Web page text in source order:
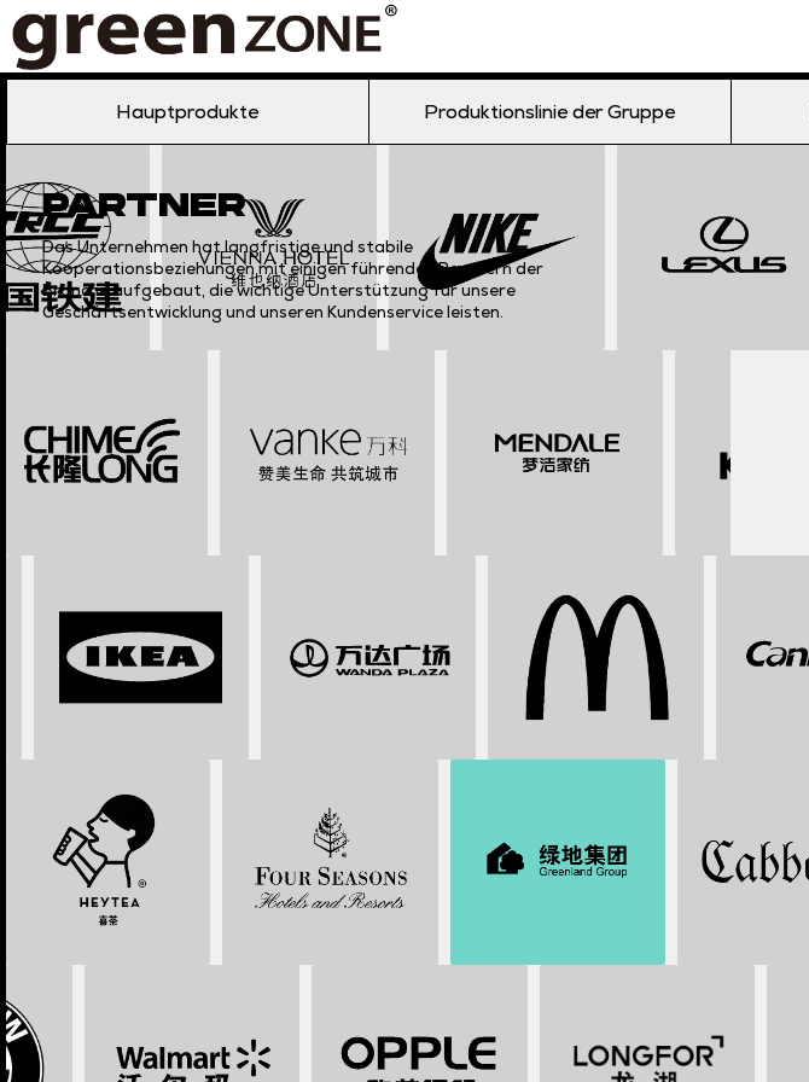
Hauptprodukte Produktionslinie der Gruppe
PARTNER
Das Unternehmen hat langfristige und stabile
Kooperationsbeziehungen mit einigen führenden Partnern der
Branche aufgebaut, die wichtige Unterstützung für unsere
Geschäftsentwicklung und unseren Kundenservice leisten.